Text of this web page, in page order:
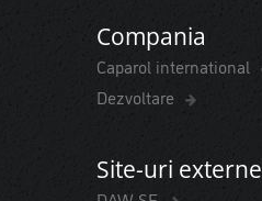
Compania
Caparol international
Dezvoltare
Site-uri externe